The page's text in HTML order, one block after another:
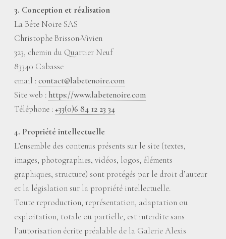
3. Conception et réalisation
La Bête Noire SAS
Christophe Brisson-Vivien
323, chemin du Quartier Neuf
83340 Cabasse
email :contact@labetenoire.com
Site web :https://www.labetenoire.com
Téléphone :+33(0)6 84 12 23 34
4. Propriété intellectuelle
L’ensemble des contenus présents sur le site (textes,
images, photographies, vidéos, logos, éléments
graphiques, structure) sont protégés par le droit d’auteur
et la législation sur la propriété intellectuelle.
Toute reproduction, représentation, adaptation ou
exploitation, totale ou partielle, est interdite sans
l’autorisation écrite préalable de la Galerie Alexis